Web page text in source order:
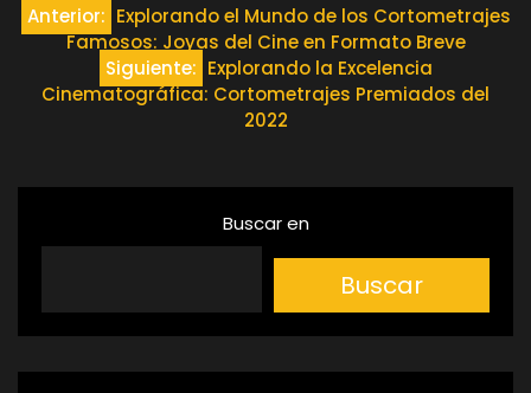
Navegación
entradas
Anterior: Explorando el Mundo de los Cortometrajes
Famosos: Joyas del Cine en Formato Breve
Siguiente: Explorando la Excelencia
Cinematográfica: Cortometrajes Premiados del
2022
Buscar en
Buscar